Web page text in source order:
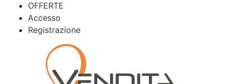
OFFERTE
Accesso
Registrazione